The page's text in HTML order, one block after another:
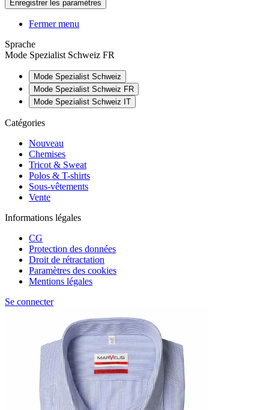
Fermer menu
Sprache
Mode Spezialist Schweiz FR
Mode Spezialist Schweiz
Mode Spezialist Schweiz FR
Mode Spezialist Schweiz IT
Catégories
Nouveau
Chemises
Tricot & Sweat
Polos & T-shirts
Sous-vêtements
Vente
Informations légales
CG
Protection des données
Droit de rétractation
Paramètres des cookies
Mentions légales
Se connecter